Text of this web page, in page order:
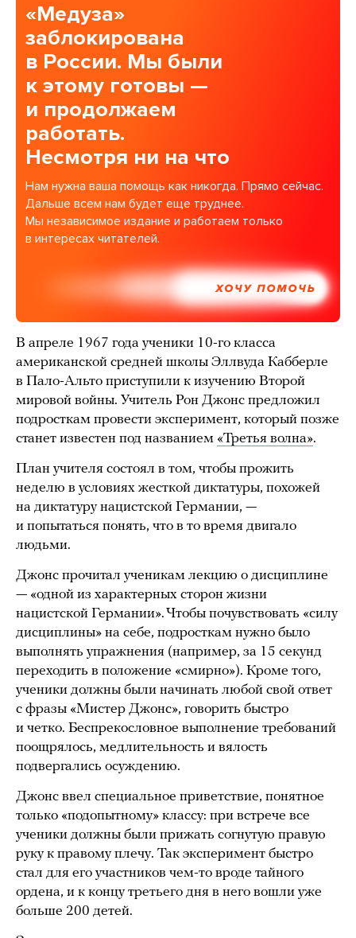
«Медуза»
заблокирована
в России. Мы были
к этому готовы —
и продолжаем
работать.
Несмотря ни на что
Нам нужна ваша помощь как никогда. Прямо сейчас.
Дальше всем нам будет еще труднее.
Мы независимое издание и работаем только
в интересах читателей.
ХОЧУ ПОМОЧЬ
В апреле 1967 года ученики 10-го класса
американской средней школы Эллвуда Кабберле
в Пало-Альто приступили к изучению Второй
мировой войны. Учитель Рон Джонс предложил
подросткам провести эксперимент, который позже
станет известен под названием «Третья волна».
План учителя состоял в том, чтобы прожить
неделю в условиях жесткой диктатуры, похожей
на диктатуру нацистской Германии, —
и попытаться понять, что в то время двигало
людьми.
Джонс прочитал ученикам лекцию о дисциплине
— «одной из характерных сторон жизни
нацистской Германии». Чтобы почувствовать «силу
дисциплины» на себе, подросткам нужно было
выполнять упражнения (например, за 15 секунд
переходить в положение «смирно»). Кроме того,
ученики должны были начинать любой свой ответ
с фразы «Мистер Джонс», говорить быстро
и четко. Беспрекословное выполнение требований
поощрялось, медлительность и вялость
подвергались осуждению.
Джонс ввел специальное приветствие, понятное
только «подопытному» классу: при встрече все
ученики должны были прижать согнутую правую
руку к правому плечу. Так эксперимент быстро
стал для его участников чем-то вроде тайного
ордена, и к концу третьего дня в него вошли уже
больше 200 детей.